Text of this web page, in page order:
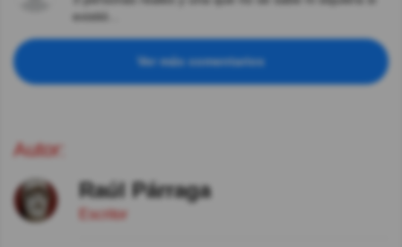
existió...
Ver más comentarios
Autor:
Raúl Párraga
Escritor